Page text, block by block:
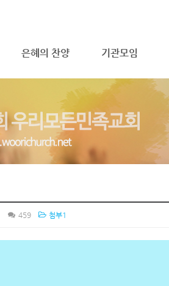
은혜의 찬양 기관모임
459 첨부1